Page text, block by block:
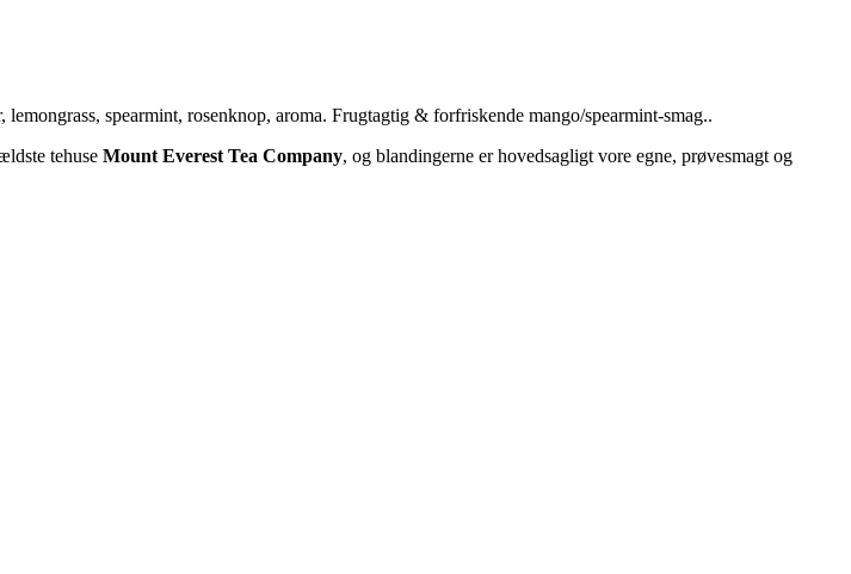
spearmint, rosenknop, aroma. Frugtagtig & forfriskende mango/spearmint-smag..
tehuse Mount Everest Tea Company, og blandingerne er hovedsagligt vore egne, prøvesmagt og